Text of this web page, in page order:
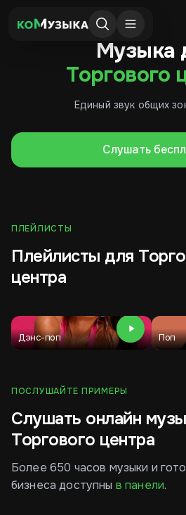
Музыка
Торгового
Единый звук общих
Слушать
ПЛЕЙЛИСТЫ
Плейлисты для
центра
Дэнс-поп Поп
ПОСЛУШАЙТЕ ПРИМЕРЫ
Слушать онлайн
Торгового центра
Более 650 часов музыки и
бизнеса доступны в панели.